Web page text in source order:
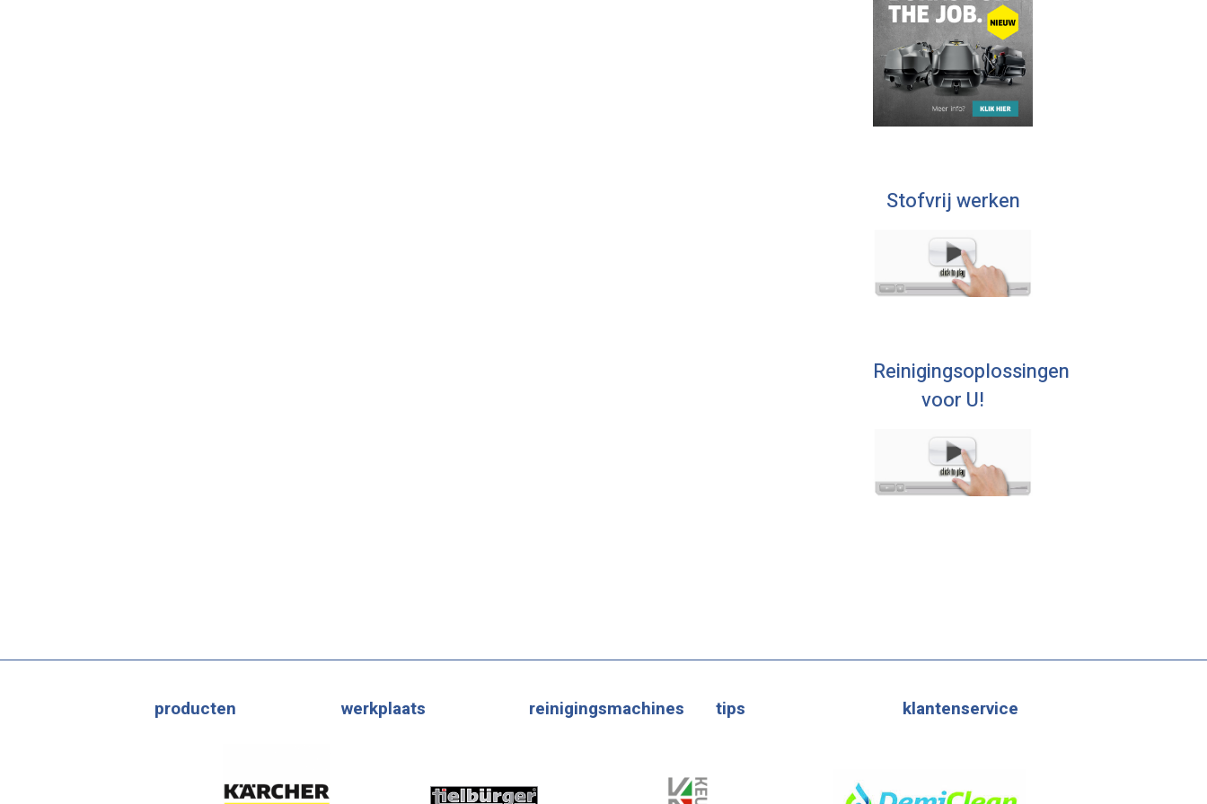
Stofvrij werken
Reinigingsoplossingen
voor U!
producten werkplaats reinigingsmachines tips klantenservice